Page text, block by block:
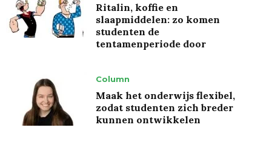
Ritalin, koffie en
slaapmiddelen: zo komen
studenten de
tentamenperiode door
Column
Maak het onderwijs flexibel,
zodat studenten zich breder
kunnen ontwikkelen